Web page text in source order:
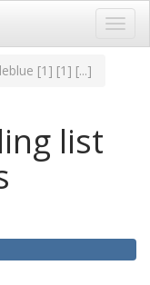
ein-/
[1] [1] [...]
list